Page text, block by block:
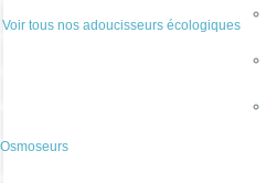
Voir tous nos adoucisseurs écologiques
Osmoseurs